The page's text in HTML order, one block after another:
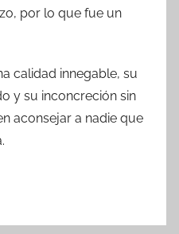
por lo que fue un
calidad innegable, su
y su inconcreción sin
aconsejar a nadie que